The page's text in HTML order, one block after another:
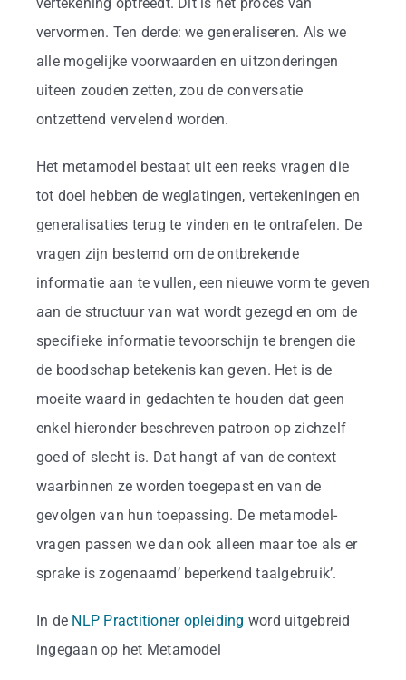
vervormen. Ten derde: we generaliseren. Als we
alle mogelijke voorwaarden en uitzonderingen
uiteen zouden zetten, zou de conversatie
ontzettend vervelend worden.
Het metamodel bestaat uit een reeks vragen die
tot doel hebben de weglatingen, vertekeningen en
generalisaties terug te vinden en te ontrafelen. De
vragen zijn bestemd om de ontbrekende
informatie aan te vullen, een nieuwe vorm te geven
aan de structuur van wat wordt gezegd en om de
specifieke informatie tevoorschijn te brengen die
de boodschap betekenis kan geven. Het is de
moeite waard in gedachten te houden dat geen
enkel hieronder beschreven patroon op zichzelf
goed of slecht is. Dat hangt af van de context
waarbinnen ze worden toegepast en van de
gevolgen van hun toepassing. De metamodel-
vragen passen we dan ook alleen maar toe als er
sprake is zogenaamd’ beperkend taalgebruik’.
In de NLP Practitioner opleiding word uitgebreid
ingegaan op het Metamodel